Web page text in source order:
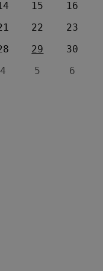
15
16
22
23
29
30
4 5 6